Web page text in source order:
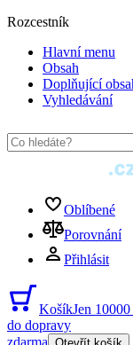
Rozcestník
Hlavní menu
Obsah
Doplňující
Vyhledávání
Oblíbené
Porovnání
Přihlásit
KošíkJen
do dopravy